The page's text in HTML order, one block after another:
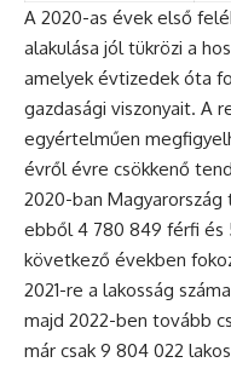
A 2020-as évek első
alakulása jól tükrözi a
amelyek évtizedek óta
gazdasági viszonyait. A
egyértelműen
évről évre csökkenő
2020-ban
ebből 4 780 849 férfi és
következő években
2021-re a lakosság
majd 2022-ben tovább
már csak 9 804 022